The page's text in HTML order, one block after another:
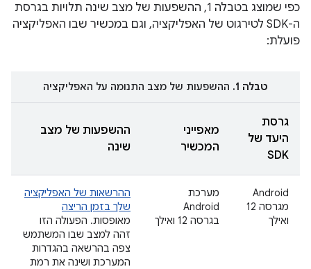
כפי שמוצג בטבלה 1, ההשפעות של מצב שינה תלויות בגרסת
ה-SDK לטירגוט של האפליקציה, וגם במכשיר שבו האפליקציה
פועלת:
טבלה 1. ההשפעות של מצב התנומה על האפליקציה
גרסת
היעד של
SDK
מאפייני
המכשיר
ההשפעות של מצב
שינה
‫Android
מגרסה 12
ואילך
מערכת
Android
בגרסה 12 ואילך
ההרשאות של האפליקציה
שלך בזמן הריצה
מאופסות. הפעולה הזו
זהה למצב שבו המשתמש
צפה בהרשאה בהגדרות
המערכת ושינה את רמת